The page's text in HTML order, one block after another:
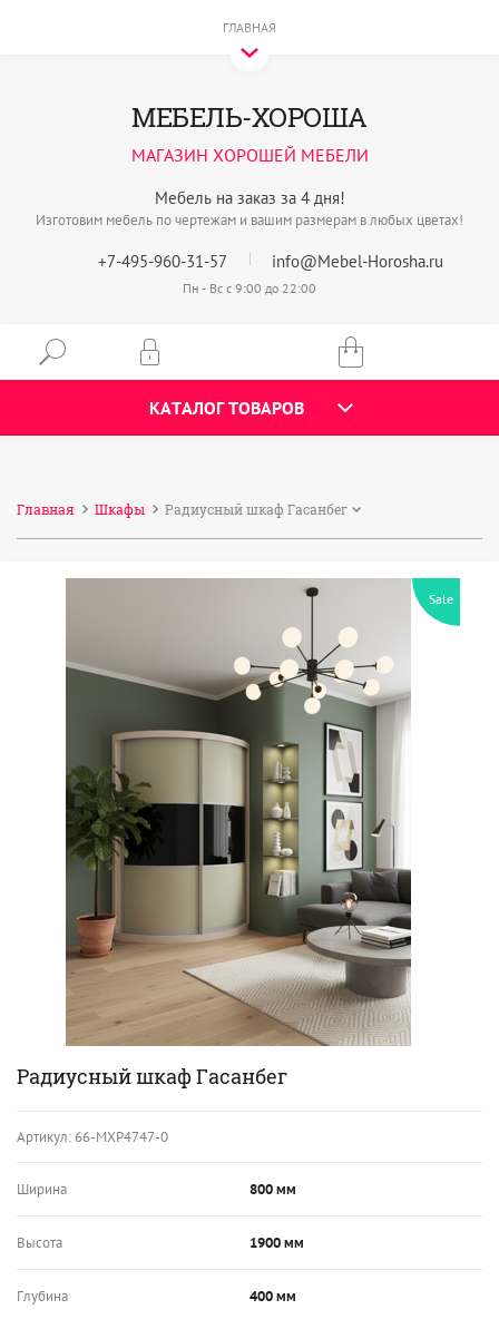
ГЛАВНАЯ
Мебель на заказ за 4 дня!
Изготовим мебель по чертежам и вашим размерам в любых цветах!
МЕБЕЛЬ-ХОРОША
МАГАЗИН ХОРОШЕЙ МЕБЕЛИ
+7-495-960-31-57 info@Mebel-Horosha.ru
Пн - Вс с 9:00 до 22:00
КАТАЛОГ ТОВАРОВ
Главная Шкафы Радиусный шкаф Гасанбег
Sale
Радиусный шкаф Гасанбег
Артикул:66-МХР4747-0
Ширина 800 мм
Высота 1900 мм
Глубина 400 мм